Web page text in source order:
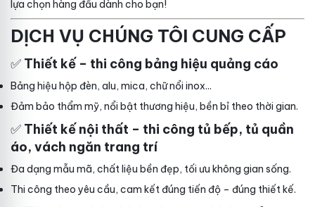
lựa chọn hàng đầu dành cho bạn!
DỊCH VỤ CHÚNG TÔI CUNG CẤP
✅ Thiết kế – thi công bảng hiệu quảng cáo
Bảng hiệu hộp đèn, alu, mica, chữ nổi inox...
Đảm bảo thẩm mỹ, nổi bật thương hiệu, bền bỉ theo thời gian.
✅ Thiết kế nội thất – thi công tủ bếp, tủ quần
áo, vách ngăn trang trí
Đa dạng mẫu mã, chất liệu bền đẹp, tối ưu không gian sống.
Thi công theo yêu cầu, cam kết đúng tiến độ – đúng thiết kế.